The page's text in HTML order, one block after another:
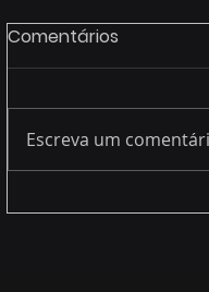
Legacy systems
Comentários
Escreva um